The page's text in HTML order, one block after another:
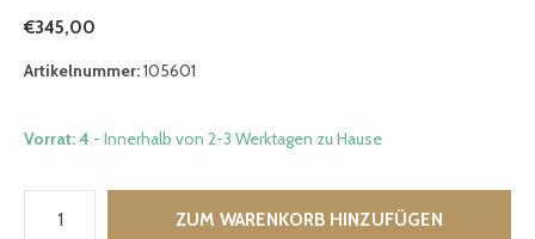
€345,00
Artikelnummer:105601
Vorrat: 4 - Innerhalb von 2-3 Werktagen zu Hause
ZUM WARENKORB HINZUFÜGEN